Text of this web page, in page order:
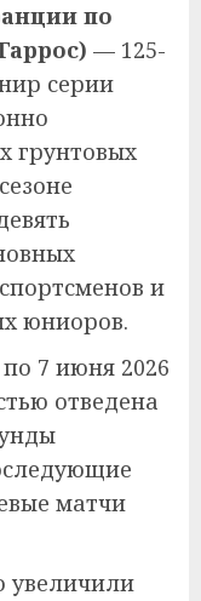
по
— 125-
серии
грунтовых
и
юниоров.
7 июня 2026
отведена
матчи
увеличили